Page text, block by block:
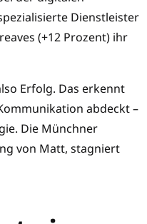
Dienstleister
(+12 Prozent) ihr
Erfolg. Das erkennt
abdeckt –
Die Münchner
von Matt, stagniert